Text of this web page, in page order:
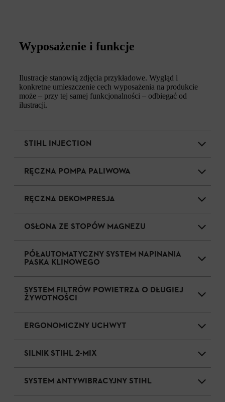
Wyposażenie i funkcje
Ilustracje stanowią zdjęcia przykładowe. Wygląd i
konkretne umieszczenie cech wyposażenia na produkcie
może – przy tej samej funkcjonalności – odbiegać od
ilustracji.
STIHL INJECTION
RĘCZNA POMPA PALIWOWA
RĘCZNA DEKOMPRESJA
OSŁONA ZE STOPÓW MAGNEZU
PÓŁAUTOMATYCZNY SYSTEM NAPINANIA
PASKA KLINOWEGO
SYSTEM FILTRÓW POWIETRZA O DŁUGIEJ
ŻYWOTNOŚCI
ERGONOMICZNY UCHWYT
SILNIK STIHL 2-MIX
SYSTEM ANTYWIBRACYJNY STIHL